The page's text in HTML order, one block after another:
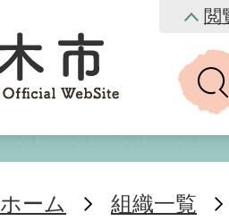
閲
ホーム 組織一覧